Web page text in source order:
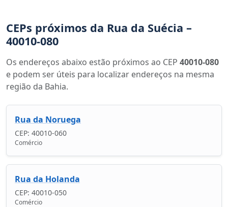
CEPs próximos da Rua da Suécia –
40010-080
Os endereços abaixo estão próximos ao CEP 40010-080
e podem ser úteis para localizar endereços na mesma
região da Bahia.
Rua da Noruega
CEP: 40010-060
Comércio
Rua da Holanda
CEP: 40010-050
Comércio